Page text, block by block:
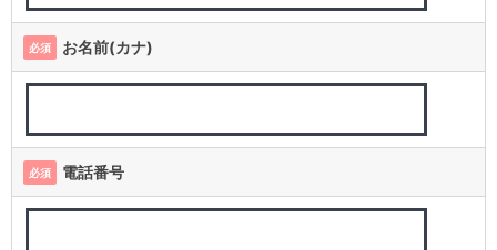
必須 お名前(カナ)
必須 電話番号